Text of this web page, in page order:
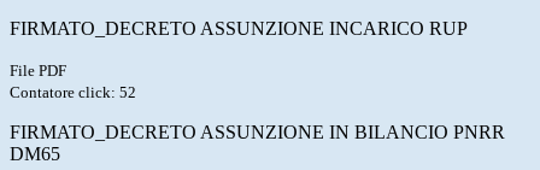
FIRMATO_DECRETO ASSUNZIONE INCARICO RUP
File PDF
Contatore click: 52
FIRMATO_DECRETO ASSUNZIONE IN BILANCIO PNRR
DM65